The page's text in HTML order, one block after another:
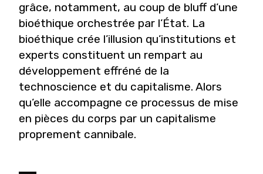
grâce, notamment, au coup de bluff d’une
bioéthique orchestrée par l’État. La
bioéthique crée l’illusion qu’institutions et
experts constituent un rempart au
développement effréné de la
technoscience et du capitalisme. Alors
qu’elle accompagne ce processus de mise
en pièces du corps par un capitalisme
proprement cannibale.